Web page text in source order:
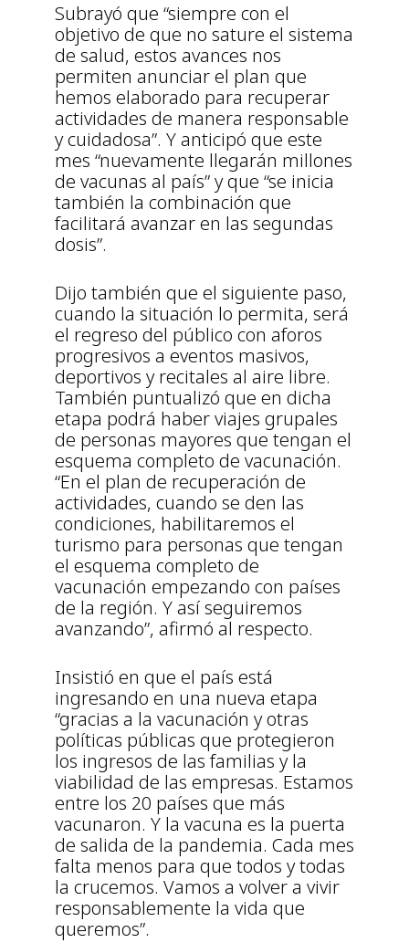
Subrayó que “siempre con el
objetivo de que no sature el sistema
de salud, estos avances nos
permiten anunciar el plan que
hemos elaborado para recuperar
actividades de manera responsable
y cuidadosa”. Y anticipó que este
mes “nuevamente llegarán millones
de vacunas al país” y que “se inicia
también la combinación que
facilitará avanzar en las segundas
dosis”.
Dijo también que el siguiente paso,
cuando la situación lo permita, será
el regreso del público con aforos
progresivos a eventos masivos,
deportivos y recitales al aire libre.
También puntualizó que en dicha
etapa podrá haber viajes grupales
de personas mayores que tengan el
esquema completo de vacunación.
“En el plan de recuperación de
actividades, cuando se den las
condiciones, habilitaremos el
turismo para personas que tengan
el esquema completo de
vacunación empezando con países
de la región. Y así seguiremos
avanzando”, afirmó al respecto.
Insistió en que el país está
ingresando en una nueva etapa
“gracias a la vacunación y otras
políticas públicas que protegieron
los ingresos de las familias y la
viabilidad de las empresas. Estamos
entre los 20 países que más
vacunaron. Y la vacuna es la puerta
de salida de la pandemia. Cada mes
falta menos para que todos y todas
la crucemos. Vamos a volver a vivir
responsablemente la vida que
queremos”.